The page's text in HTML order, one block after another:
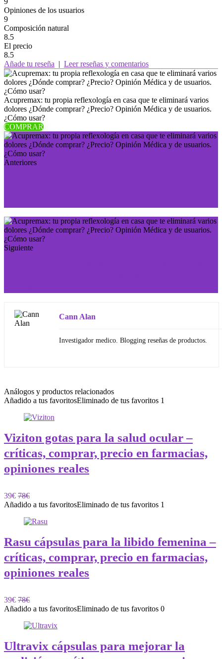
Opiniones de los usuarios
9
Composición natural
8.5
El precio
8.5
Añade tu reseña | Leer reseñas y comentarios
Acupremax: tu propia reflexología en casa que te eliminará varios
dolores ¿Dónde comprar? ¿Precio? Opinión Médica y de usuarios.
¿Cómo usar?
COMPRAR
Anteriores
Siguiente
Cann Alan
Investigador medico. Blogging reseñas de productos.
Análogos y productos relacionados
Añadido a tus favoritosEliminado de tus favoritos 1
Viziton gotas para la salud ocular –
críticas, comprar, precio en farmacias,
opiniones reales
39€ 78€
Añadido a tus favoritosEliminado de tus favoritos 1
Rasu cápsulas para la libido femenina –
críticas, comprar, precio en farmacias,
opiniones reales
39€ 78€
Añadido a tus favoritosEliminado de tus favoritos 0
Ultravix cápsulas para mejorar la